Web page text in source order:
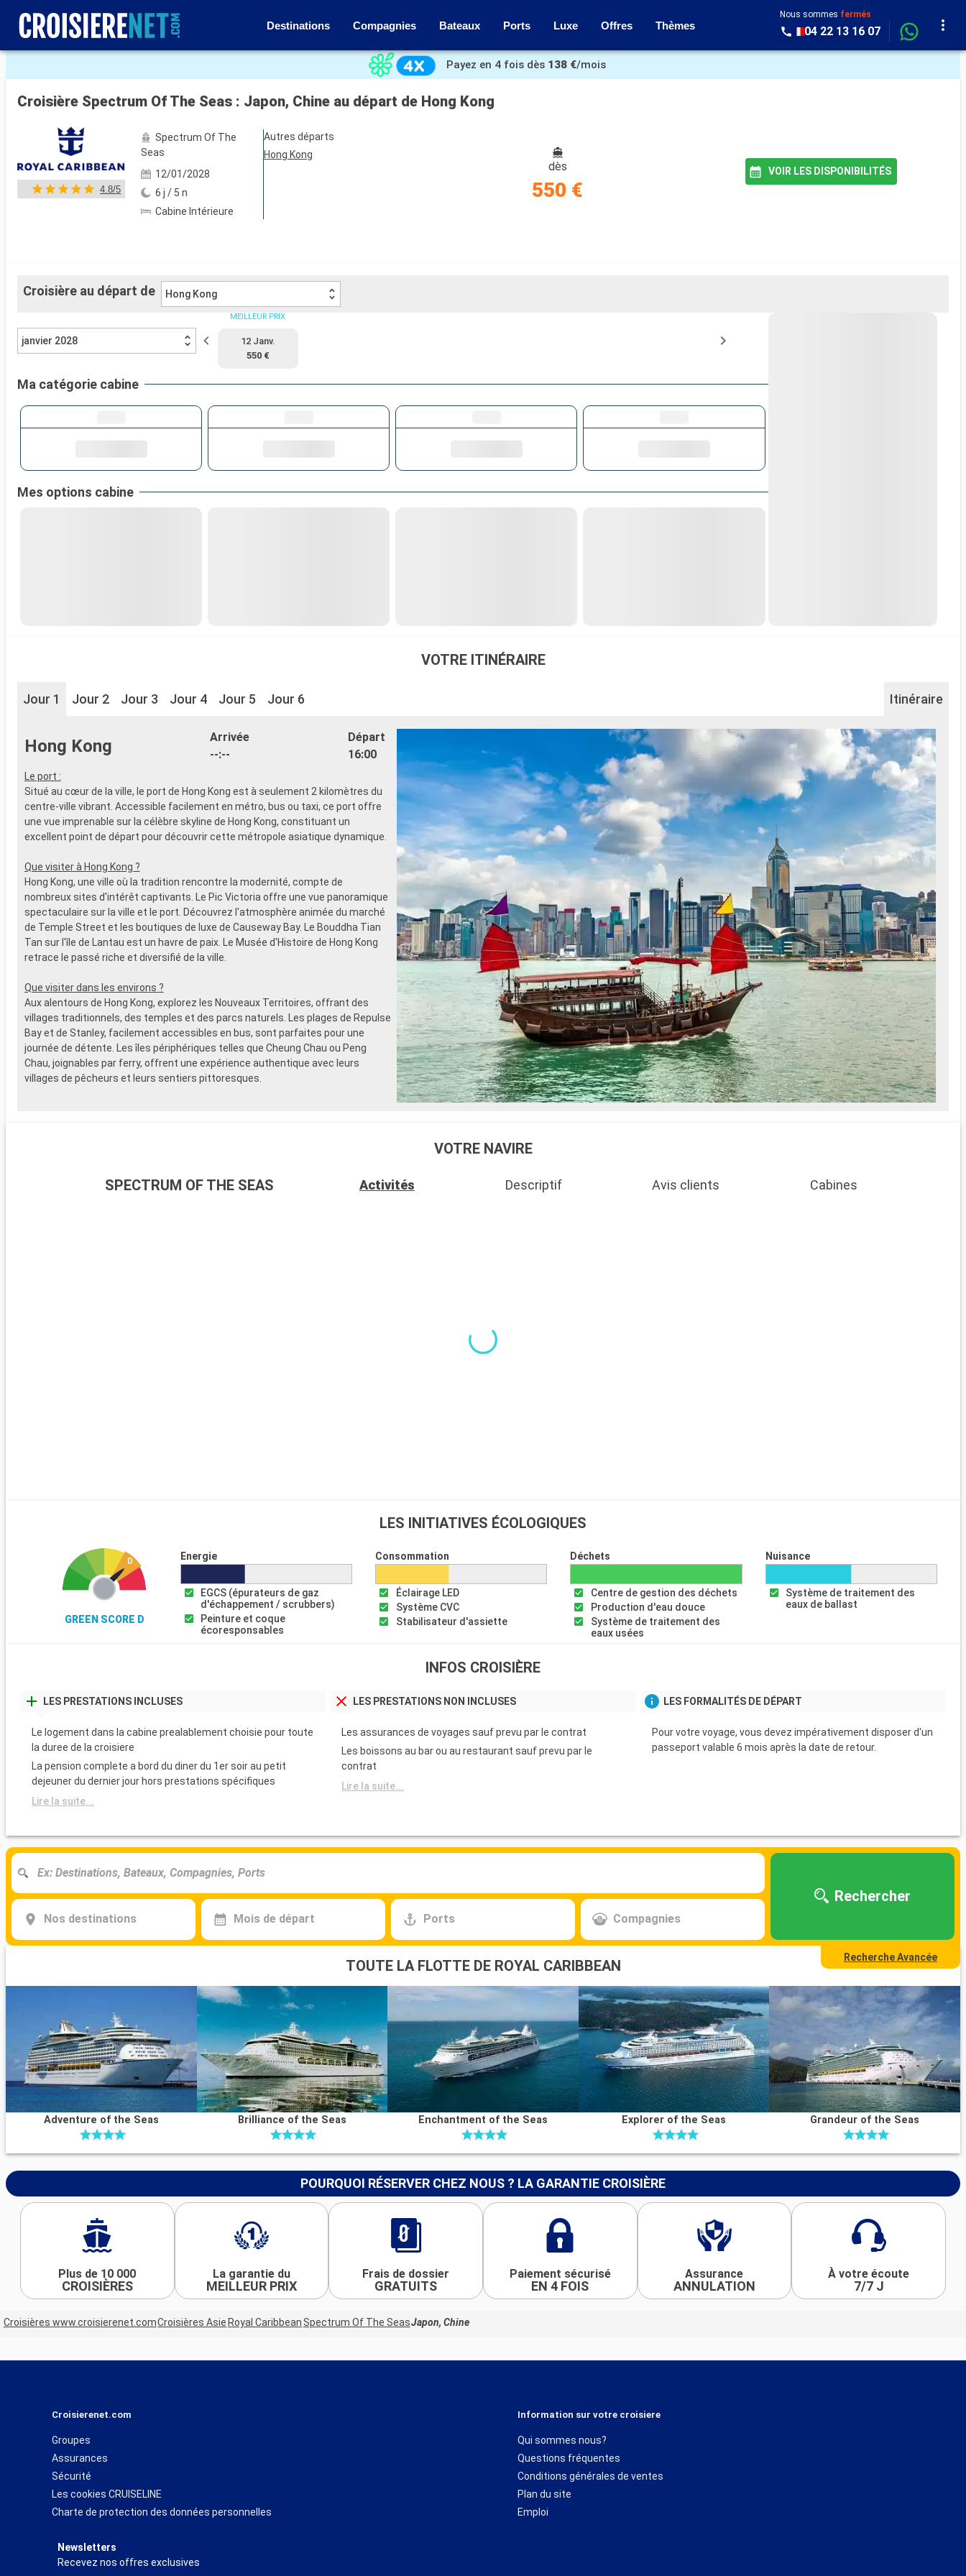
Destinations Compagnies Bateaux Ports Luxe Offres Thèmes
Nous sommes fermés
04 22 13 16 07
Voir les 53 autres photos
Payez en 4 fois dès 138 €/mois
Croisière Spectrum Of The Seas : Japon, Chine au départ de Hong Kong
4.8/5
Spectrum Of The
Seas
12/01/2028
6 j / 5 n
Cabine Intérieure
Autres départs
Hong Kong
dès
550 €
VOIR LES DISPONIBILITÉS
Croisière au départ de Hong Kong
janvier 2028
MEILLEUR PRIX
12 Janv.
550 €
Ma catégorie cabine
Mes options cabine
VOTRE ITINÉRAIRE
Jour 1 Jour 2 Jour 3 Jour 4 Jour 5 Jour 6 Itinéraire
Hong Kong
Arrivée
--:--
Départ
16:00
Le port :
Situé au cœur de la ville, le port de Hong Kong est à seulement 2 kilomètres du
centre-ville vibrant. Accessible facilement en métro, bus ou taxi, ce port offre
une vue imprenable sur la célèbre skyline de Hong Kong, constituant un
excellent point de départ pour découvrir cette métropole asiatique dynamique.
Que visiter à Hong Kong ?
Hong Kong, une ville où la tradition rencontre la modernité, compte de
nombreux sites d'intérêt captivants. Le Pic Victoria offre une vue panoramique
spectaculaire sur la ville et le port. Découvrez l'atmosphère animée du marché
de Temple Street et les boutiques de luxe de Causeway Bay. Le Bouddha Tian
Tan sur l'île de Lantau est un havre de paix. Le Musée d'Histoire de Hong Kong
retrace le passé riche et diversifié de la ville.
Que visiter dans les environs ?
Aux alentours de Hong Kong, explorez les Nouveaux Territoires, offrant des
villages traditionnels, des temples et des parcs naturels. Les plages de Repulse
Bay et de Stanley, facilement accessibles en bus, sont parfaites pour une
journée de détente. Les îles périphériques telles que Cheung Chau ou Peng
Chau, joignables par ferry, offrent une expérience authentique avec leurs
villages de pêcheurs et leurs sentiers pittoresques.
VOTRE NAVIRE
SPECTRUM OF THE SEAS Activités Descriptif Avis clients Cabines
LES INITIATIVES ÉCOLOGIQUES
GREEN SCORE D
Energie
EGCS (épurateurs de gaz
d'échappement / scrubbers)
Peinture et coque
écoresponsables
Consommation
Éclairage LED
Système CVC
Stabilisateur d'assiette
Déchets
Centre de gestion des déchets
Production d'eau douce
Système de traitement des
eaux usées
Nuisance
Système de traitement des
eaux de ballast
INFOS CROISIÈRE
LES PRESTATIONS INCLUSES
Le logement dans la cabine prealablement choisie pour toute
la duree de la croisiere
La pension complete a bord du diner du 1er soir au petit
dejeuner du dernier jour hors prestations spécifiques
Lire la suite...
LES PRESTATIONS NON INCLUSES
Les assurances de voyages sauf prevu par le contrat
Les boissons au bar ou au restaurant sauf prevu par le
contrat
Lire la suite...
LES FORMALITÉS DE DÉPART
Pour votre voyage, vous devez impérativement disposer d'un
passeport valable 6 mois après la date de retour.
Nos destinations Mois de départ Ports Compagnies
Rechercher
Recherche Avancée
TOUTE LA FLOTTE DE ROYAL CARIBBEAN
Adventure of the Seas Brilliance of the Seas Enchantment of the Seas Explorer of the Seas Grandeur of the Seas
POURQUOI RÉSERVER CHEZ NOUS ? LA GARANTIE CROISIÈRE
Plus de 10 000
CROISIÈRES
La garantie du
MEILLEUR PRIX
Frais de dossier
GRATUITS
Paiement sécurisé
EN 4 FOIS
Assurance
ANNULATION
À votre écoute
7/7 J
Croisières www.croisierenet.comCroisières Asie Royal CaribbeanSpectrum Of The SeasJapon, Chine
Croisierenet.com
Groupes
Assurances
Sécurité
Les cookies CRUISELINE
Charte de protection des données personnelles
Information sur votre croisiere
Qui sommes nous?
Questions fréquentes
Conditions générales de ventes
Plan du site
Emploi
Newsletters
Recevez nos offres exclusives